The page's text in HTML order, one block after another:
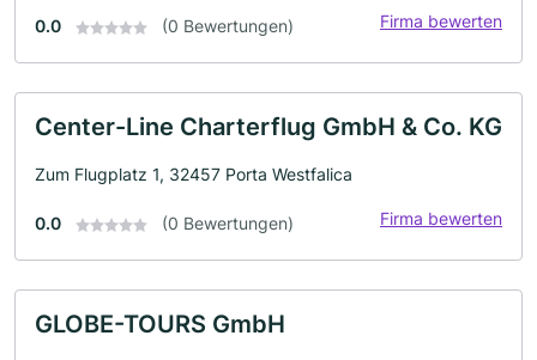
0.0 (0 Bewertungen) Firma bewerten
Center-Line Charterflug GmbH & Co. KG
Zum Flugplatz 1, 32457 Porta Westfalica
0.0 (0 Bewertungen) Firma bewerten
GLOBE-TOURS GmbH